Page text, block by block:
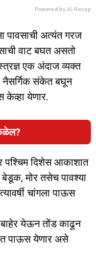
Powered by AI Recap
पावसाची अत्यंत गरज
वाट बघत असतो
एक अंदाज व्यक्त
नैसर्गिक संकेत बघून
येणार.
पश्चिम दिशेस आकाशात
मोर तसेच पावश्या
चांगला पाऊस
येऊन तोंड काढून
पाऊस येणार असे